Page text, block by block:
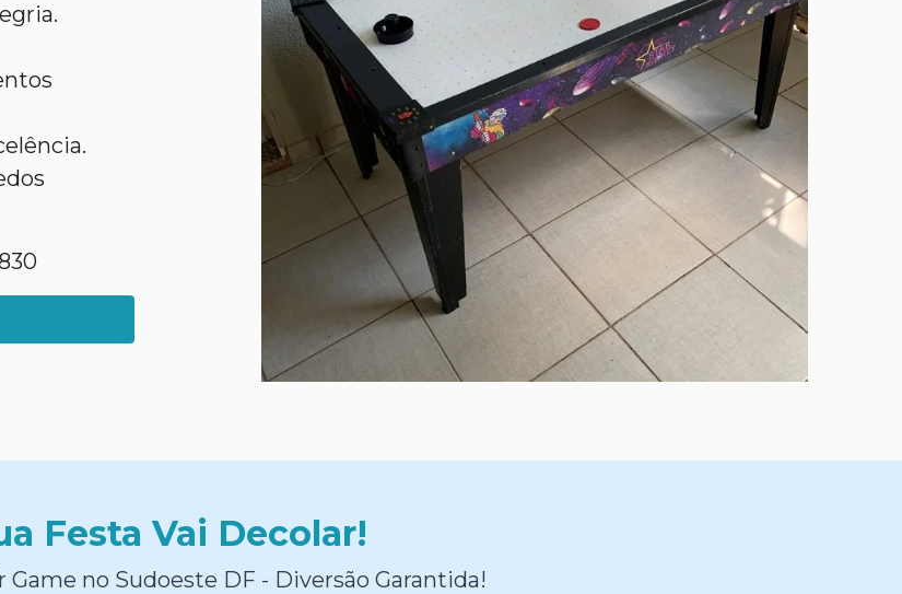
Festa Vai Decolar!
Game no Sudoeste DF - Diversão Garantida!